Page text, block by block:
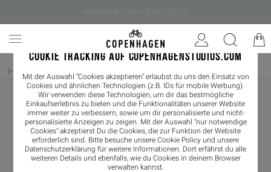
COOKIE TRACKING AUF COPENHAGENSTUDIOS.COM
Mit der Auswahl "Cookies akzeptieren" erlaubst du uns den Einsatz von
Cookies und ähnlichen Technologien (z.B. IDs für mobile Werbung).
Wir verwenden diese Technologien, um dir das bestmögliche
Einkaufserlebnis zu bieten und die Funktionalitäten unserer Website
immer weiter zu verbessern, sowie um dir personalisierte und nicht-
personalisierte Anzeigen zu zeigen. Mit der Auswahl "nur notwendige
Cookies" akzeptierst Du die Cookies, die zur Funktion der Website
erforderlich sind. Bitte besuche unsere Cookie Policy und unsere
Datenschutzerklärung für weitere Informationen. Dort erfährst du alle
weiteren Details und ebenfalls, wie du Cookies in deinem Browser
verwalten kannst.
Home / Herren/ Sneaker